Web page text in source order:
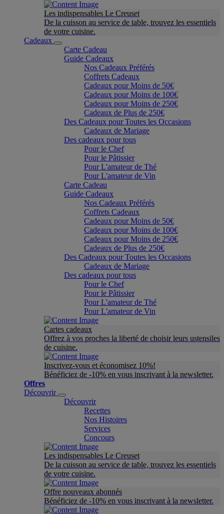
Les indispensables Le Creuset
De la cuisson au service de table, trouvez les essentiels
de votre cuisine.
Cadeaux
Carte Cadeau
Guide Cadeaux
Nos Cadeaux Préférés
Coffrets Cadeaux
Cadeaux pour Moins de 50€
Cadeaux pour Moins de 100€
Cadeaux pour Moins de 250€
Cadeaux de Plus de 250€
Des Cadeaux pour Toutes les Occasions
Cadeaux de Mariage
Des cadeaux pour tous
Pour le Chef
Pour le Pâtissier
Pour L'amateur de Thé
Pour L'amateur de Vin
Carte Cadeau
Guide Cadeaux
Nos Cadeaux Préférés
Coffrets Cadeaux
Cadeaux pour Moins de 50€
Cadeaux pour Moins de 100€
Cadeaux pour Moins de 250€
Cadeaux de Plus de 250€
Des Cadeaux pour Toutes les Occasions
Cadeaux de Mariage
Des cadeaux pour tous
Pour le Chef
Pour le Pâtissier
Pour L'amateur de Thé
Pour L'amateur de Vin
Cartes cadeaux
Offrez à vos proches la liberté de choisir leurs ustensiles
de cuisine.
Inscrivez-vous et économisez 10%!
Bénéficiez de -10% en vous inscrivant à la newsletter.
Offres
Découvrir
Découvrir
Recettes
Nos Histoires
Services
Concours
Les indispensables Le Creuset
De la cuisson au service de table, trouvez les essentiels
de votre cuisine.
Offre nouveaux abonnés
Bénéficiez de -10% en vous inscrivant à la newsletter.